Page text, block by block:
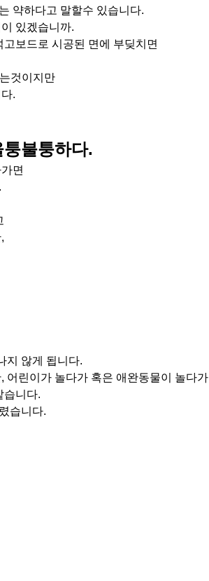
약하다고 말할수 있습니다.
있겠습니까.
보드로 시공된 면에 부딪치면
것이지만
.
불퉁하다.
면
지 않게 됩니다.
어린이가 놀다가 혹은 애완동물이 놀다가
습니다.
습니다.